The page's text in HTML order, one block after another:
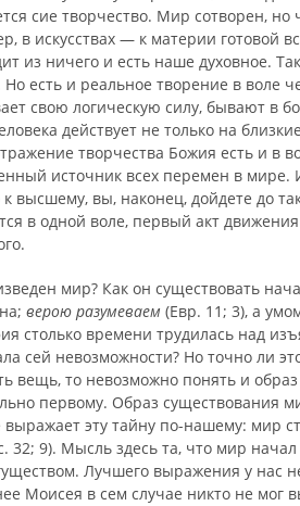
сие творчество. Мир сотворен, но
в искусствах — к материи готовой
из ничего и есть наше духовное.
Но есть и реальное творение в воле
свою логическую силу, бывают в
действует не только на
творчества Божия есть и в
источник всех перемен в мире.
высшему, вы, наконец, дойдете до
в одной воле, пер­вый акт
мир? Как он существовать
верою разумеваем (Евр. 11; 3), а
столько времени трудилась над
сей невоз­можности? Но точно ли
вещь, то невозможно понять и
первому. Образ существования
выражает эту тайну по-нашему: мир
32; 9). Мысль здесь та, что мир
Лучшего выражения у нас
Моисея в сем случае никто не мог